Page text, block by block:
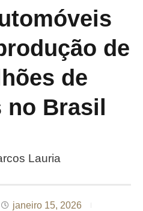
de
de
Brasil
Lauria
janeiro 15, 2026